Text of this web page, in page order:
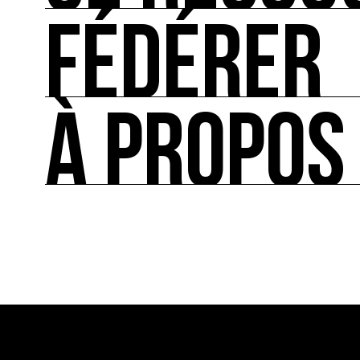
SE RESSOURCER
Les ressources théoriques et inspirantes sur
FÉDÉRER
FÉDÉRER
Le répertoire des acteurs de l’écologie
À PROPOS